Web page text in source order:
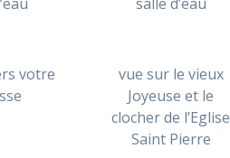
votre
vue sur le vieux
Joyeuse et le
clocher de l’Eglise
Saint Pierre